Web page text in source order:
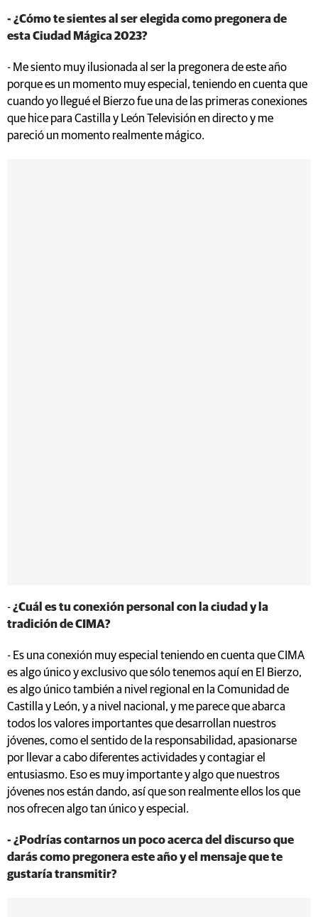
- ¿Cómo te sientes al ser elegida como pregonera de
esta Ciudad Mágica 2023?
- Me siento muy ilusionada al ser la pregonera de este año
porque es un momento muy especial, teniendo en cuenta que
cuando yo llegué el Bierzo fue una de las primeras conexiones
que hice para Castilla y León Televisión en directo y me
pareció un momento realmente mágico.
-¿Cuál es tu conexión personal con la ciudad y la
tradición de CIMA?
- Es una conexión muy especial teniendo en cuenta que CIMA
es algo único y exclusivo que sólo tenemos aquí en El Bierzo,
es algo único también a nivel regional en la Comunidad de
Castilla y León, y a nivel nacional, y me parece que abarca
todos los valores importantes que desarrollan nuestros
jóvenes, como el sentido de la responsabilidad, apasionarse
por llevar a cabo diferentes actividades y contagiar el
entusiasmo. Eso es muy importante y algo que nuestros
jóvenes nos están dando, así que son realmente ellos los que
nos ofrecen algo tan único y especial.
- ¿Podrías contarnos un poco acerca del discurso que
darás como pregonera este año y el mensaje que te
gustaría transmitir?